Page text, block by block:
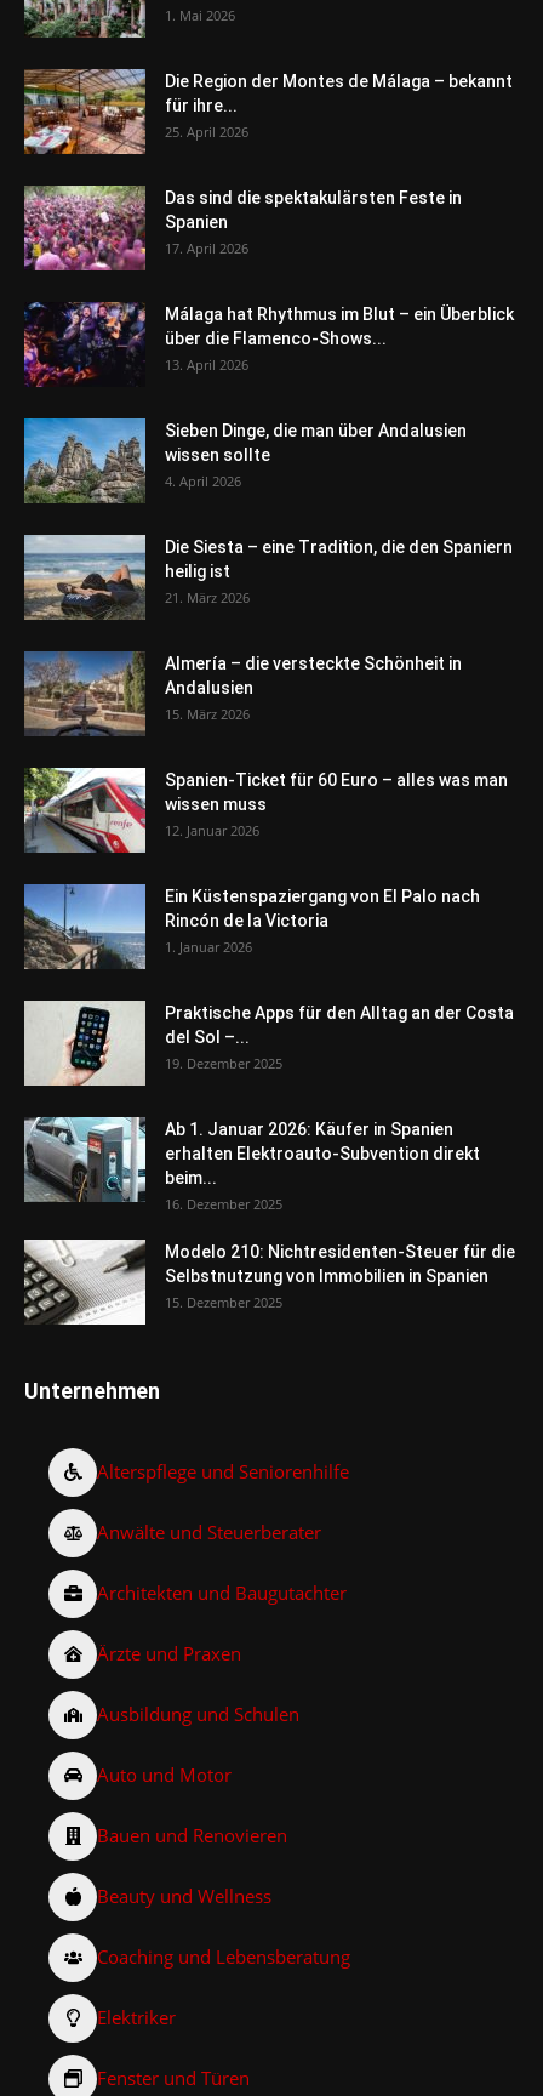
1. Mai 2026
Die Region der Montes de Málaga – bekannt
für ihre...
25. April 2026
Das sind die spektakulärsten Feste in
Spanien
17. April 2026
Málaga hat Rhythmus im Blut – ein Überblick
über die Flamenco-Shows...
13. April 2026
Sieben Dinge, die man über Andalusien
wissen sollte
4. April 2026
Die Siesta – eine Tradition, die den Spaniern
heilig ist
21. März 2026
Almería – die versteckte Schönheit in
Andalusien
15. März 2026
Spanien-Ticket für 60 Euro – alles was man
wissen muss
12. Januar 2026
Ein Küstenspaziergang von El Palo nach
Rincón de la Victoria
1. Januar 2026
Praktische Apps für den Alltag an der Costa
del Sol –...
19. Dezember 2025
Ab 1. Januar 2026: Käufer in Spanien
erhalten Elektroauto-Subvention direkt
beim...
16. Dezember 2025
Modelo 210: Nichtresidenten-Steuer für die
Selbstnutzung von Immobilien in Spanien
15. Dezember 2025
Unternehmen
Alterspflege und Seniorenhilfe
Anwälte und Steuerberater
Architekten und Baugutachter
Ärzte und Praxen
Ausbildung und Schulen
Auto und Motor
Bauen und Renovieren
Beauty und Wellness
Coaching und Lebensberatung
Elektriker
Fenster und Türen